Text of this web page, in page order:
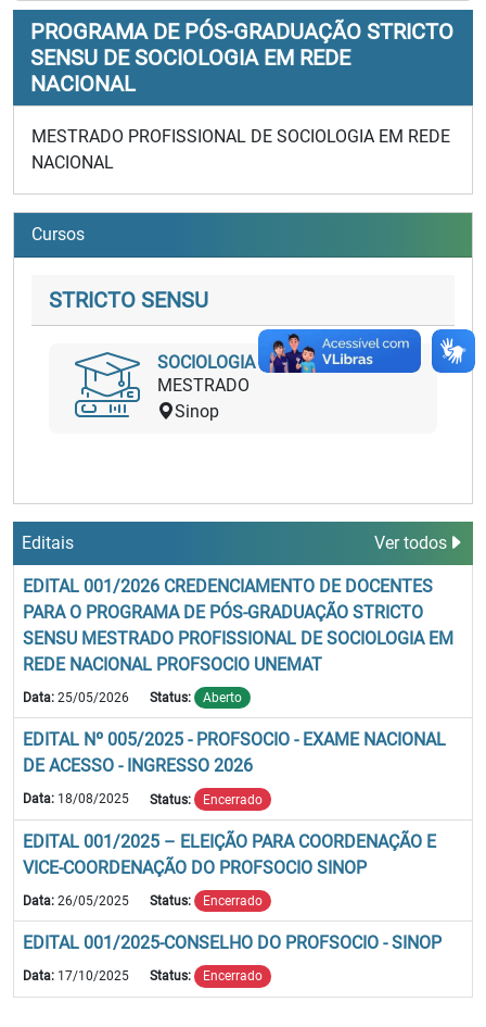
PROGRAMA DE PÓS-GRADUAÇÃO STRICTO
SENSU DE SOCIOLOGIA EM REDE
NACIONAL
MESTRADO PROFISSIONAL DE SOCIOLOGIA EM REDE
NACIONAL
Cursos
STRICTO SENSU
SOCIOLOGIA
MESTRADO
Sinop
Editais Ver todos
EDITAL 001/2026 CREDENCIAMENTO DE DOCENTES
PARA O PROGRAMA DE PÓS-GRADUAÇÃO STRICTO
SENSU MESTRADO PROFISSIONAL DE SOCIOLOGIA EM
REDE NACIONAL PROFSOCIO UNEMAT
Data: 25/05/2026 Status: Aberto
EDITAL Nº 005/2025 - PROFSOCIO - EXAME NACIONAL
DE ACESSO - INGRESSO 2026
Data: 18/08/2025 Status: Encerrado
EDITAL 001/2025 – ELEIÇÃO PARA COORDENAÇÃO E
VICE-COORDENAÇÃO DO PROFSOCIO SINOP
Data: 26/05/2025 Status: Encerrado
EDITAL 001/2025-CONSELHO DO PROFSOCIO - SINOP
Data: 17/10/2025 Status: Encerrado